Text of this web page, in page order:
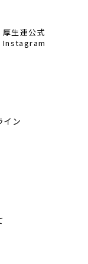
厚生連公式
Instagram
イン